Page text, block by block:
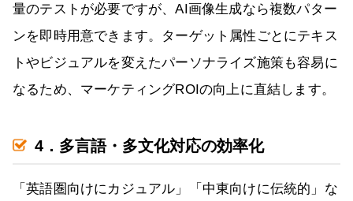
量のテストが必要ですが、AI画像生成なら複数パター
ンを即時用意できます。ターゲット属性ごとにテキス
トやビジュアルを変えたパーソナライズ施策も容易に
なるため、マーケティングROIの向上に直結します。
4．多言語・多文化対応の効率化
「英語圏向けにカジュアル」「中東向けに伝統的」な